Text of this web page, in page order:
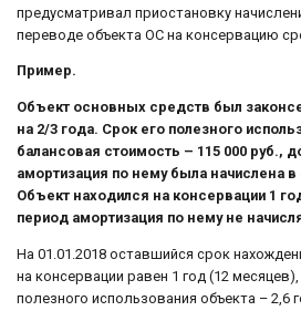
предусматривал приостановку
переводе объекта ОС на консервацию
Пример.
Объект основных средств был
на 2/3 года. Срок его полезного
балансовая стоимость – 115 000 руб.,
амортизация по нему была начислена в
Объект находился на консервации 1
период амортизация по нему не
На 01.01.2018 оставшийся срок
на консервации равен 1 год (12
полезного использования объекта – 2,6